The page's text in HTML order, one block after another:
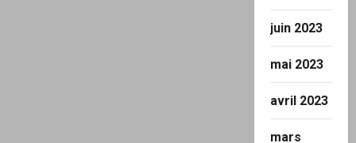
juin 2023
mai 2023
avril 2023
mars